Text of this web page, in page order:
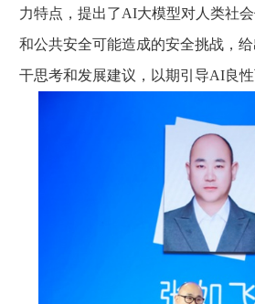
力特点，提出了AI大模型对人类社
和公共安全可能造成的安全挑战，
干思考和发展建议，以期引导AI良性